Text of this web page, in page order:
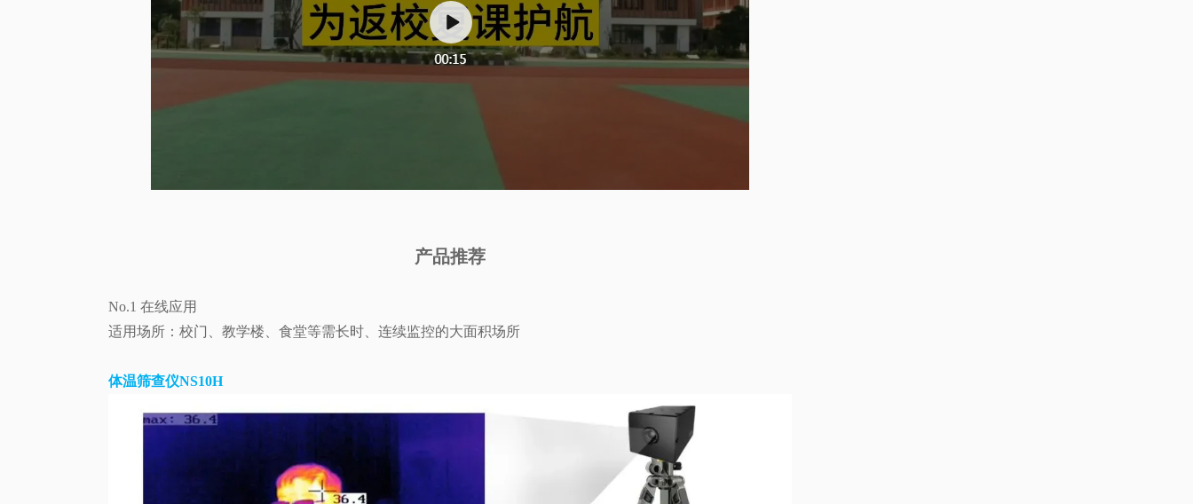
产品推荐
No.1 在线应用
适用场所：校门、教学楼、食堂等需长时、连续监控的大面积场所
体温筛查仪NS10H